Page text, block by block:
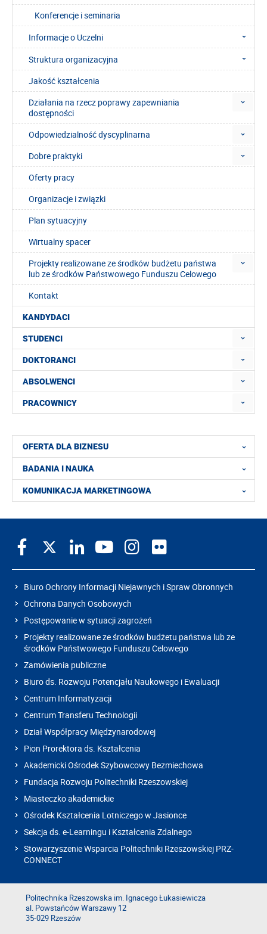
Konferencje i seminaria
Informacje o Uczelni
Struktura organizacyjna
Jakość kształcenia
Działania na rzecz poprawy zapewniania
dostępności
Odpowiedzialność dyscyplinarna
Dobre praktyki
Oferty pracy
Organizacje i związki
Plan sytuacyjny
Wirtualny spacer
Projekty realizowane ze środków budżetu państwa
lub ze środków Państwowego Funduszu Celowego
Kontakt
KANDYDACI
STUDENCI
DOKTORANCI
ABSOLWENCI
PRACOWNICY
OFERTA DLA BIZNESU
BADANIA I NAUKA
KOMUNIKACJA MARKETINGOWA
Biuro Ochrony Informacji Niejawnych i Spraw Obronnych
Ochrona Danych Osobowych
Postępowanie w sytuacji zagrożeń
Projekty realizowane ze środków budżetu państwa lub ze
środków Państwowego Funduszu Celowego
Zamówienia publiczne
Biuro ds. Rozwoju Potencjału Naukowego i Ewaluacji
Centrum Informatyzacji
Centrum Transferu Technologii
Dział Współpracy Międzynarodowej
Pion Prorektora ds. Kształcenia
Akademicki Ośrodek Szybowcowy Bezmiechowa
Fundacja Rozwoju Politechniki Rzeszowskiej
Miasteczko akademickie
Ośrodek Kształcenia Lotniczego w Jasionce
Sekcja ds. e-Learningu i Kształcenia Zdalnego
Stowarzyszenie Wsparcia Politechniki Rzeszowskiej PRZ-
CONNECT
Politechnika Rzeszowska im. Ignacego Łukasiewicza
al. Powstańców Warszawy 12
35-029 Rzeszów